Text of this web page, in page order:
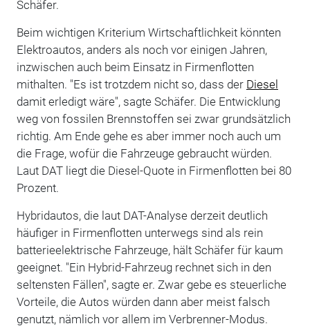
Schäfer.
Beim wichtigen Kriterium Wirtschaftlichkeit könnten
Elektroautos, anders als noch vor einigen Jahren,
inzwischen auch beim Einsatz in Firmenflotten
mithalten. "Es ist trotzdem nicht so, dass der Diesel
damit erledigt wäre", sagte Schäfer. Die Entwicklung
weg von fossilen Brennstoffen sei zwar grundsätzlich
richtig. Am Ende gehe es aber immer noch auch um
die Frage, wofür die Fahrzeuge gebraucht würden.
Laut DAT liegt die Diesel-Quote in Firmenflotten bei 80
Prozent.
Hybridautos, die laut DAT-Analyse derzeit deutlich
häufiger in Firmenflotten unterwegs sind als rein
batterieelektrische Fahrzeuge, hält Schäfer für kaum
geeignet. "Ein Hybrid-Fahrzeug rechnet sich in den
seltensten Fällen", sagte er. Zwar gebe es steuerliche
Vorteile, die Autos würden dann aber meist falsch
genutzt, nämlich vor allem im Verbrenner-Modus.